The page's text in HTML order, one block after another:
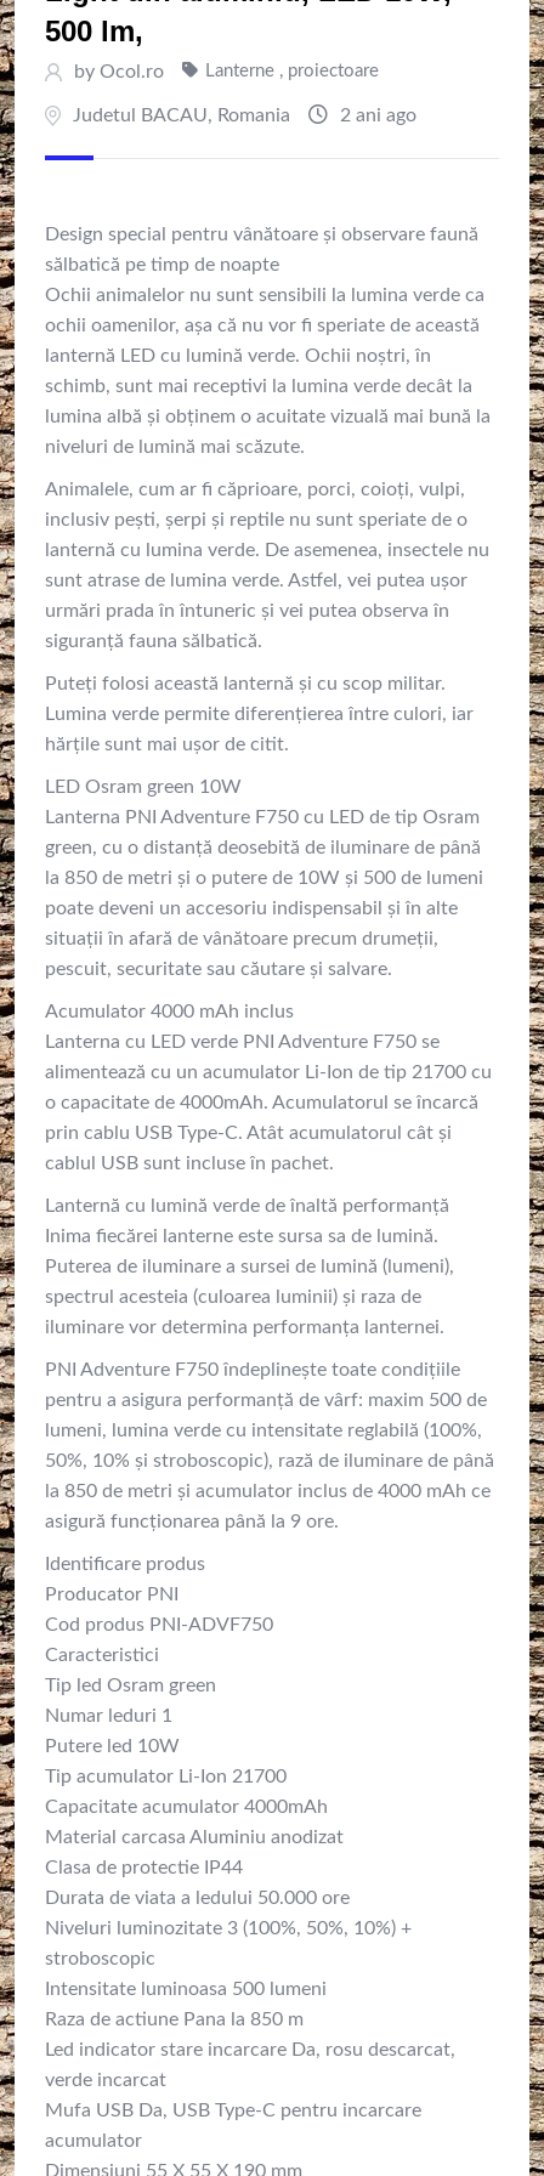
500 lm,
by Ocol.ro Lanterne , proiectoare
Judetul BACAU, Romania 2 ani ago
Design special pentru vânătoare și observare faună
sălbatică pe timp de noapte
Ochii animalelor nu sunt sensibili la lumina verde ca
ochii oamenilor, așa că nu vor fi speriate de această
lanternă LED cu lumină verde. Ochii noștri, în
schimb, sunt mai receptivi la lumina verde decât la
lumina albă şi obţinem o acuitate vizuală mai bună la
niveluri de lumină mai scăzute.
Animalele, cum ar fi căprioare, porci, coioți, vulpi,
inclusiv pești, şerpi şi reptile nu sunt speriate de o
lanternă cu lumina verde. De asemenea, insectele nu
sunt atrase de lumina verde. Astfel, vei putea uşor
urmări prada în întuneric şi vei putea observa în
siguranţă fauna sălbatică.
Puteţi folosi această lanternă şi cu scop militar.
Lumina verde permite diferențierea între culori, iar
hărțile sunt mai ușor de citit.
LED Osram green 10W
Lanterna PNI Adventure F750 cu LED de tip Osram
green, cu o distanţă deosebită de iluminare de până
la 850 de metri şi o putere de 10W şi 500 de lumeni
poate deveni un accesoriu indispensabil şi în alte
situaţii în afară de vânătoare precum drumeţii,
pescuit, securitate sau căutare şi salvare.
Acumulator 4000 mAh inclus
Lanterna cu LED verde PNI Adventure F750 se
alimentează cu un acumulator Li-Ion de tip 21700 cu
o capacitate de 4000mAh. Acumulatorul se încarcă
prin cablu USB Type-C. Atât acumulatorul cât şi
cablul USB sunt incluse în pachet.
Lanternă cu lumină verde de înaltă performanță
Inima fiecărei lanterne este sursa sa de lumină.
Puterea de iluminare a sursei de lumină (lumeni),
spectrul acesteia (culoarea luminii) și raza de
iluminare vor determina performanța lanternei.
PNI Adventure F750 îndeplineşte toate condiţiile
pentru a asigura performanță de vârf: maxim 500 de
lumeni, lumina verde cu intensitate reglabilă (100%,
50%, 10% şi stroboscopic), rază de iluminare de până
la 850 de metri şi acumulator inclus de 4000 mAh ce
asigură funcţionarea până la 9 ore.
Identificare produs
Producator PNI
Cod produs PNI-ADVF750
Caracteristici
Tip led Osram green
Numar leduri 1
Putere led 10W
Tip acumulator Li-Ion 21700
Capacitate acumulator 4000mAh
Material carcasa Aluminiu anodizat
Clasa de protectie IP44
Durata de viata a ledului 50.000 ore
Niveluri luminozitate 3 (100%, 50%, 10%) +
stroboscopic
Intensitate luminoasa 500 lumeni
Raza de actiune Pana la 850 m
Led indicator stare incarcare Da, rosu descarcat,
verde incarcat
Mufa USB Da, USB Type-C pentru incarcare
acumulator
Dimensiuni 55 X 55 X 190 mm